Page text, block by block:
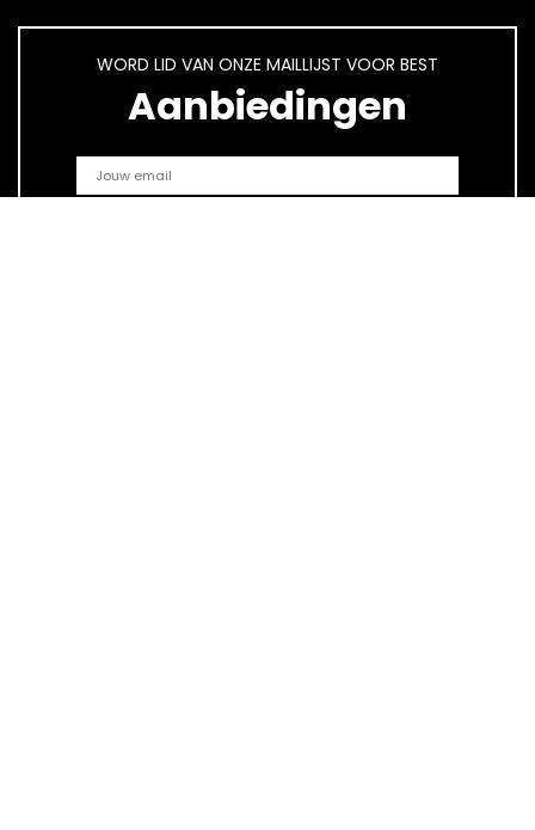
WORD LID VAN ONZE MAILLIJST VOOR BEST
Aanbiedingen